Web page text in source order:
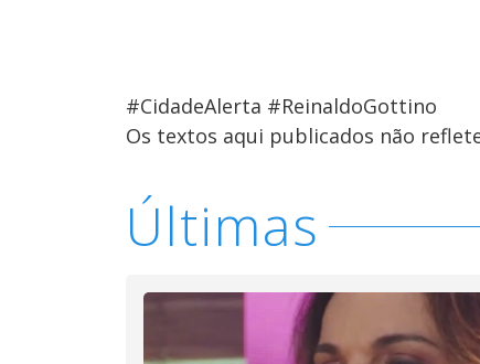
#CidadeAlerta #ReinaldoGottino
Os textos aqui publicados não
Últimas